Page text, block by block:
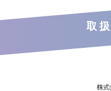
取